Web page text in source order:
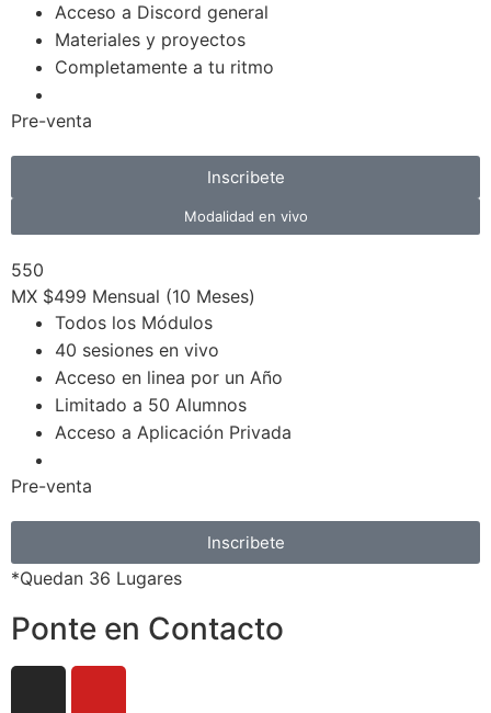
Acceso a Discord general
Materiales y proyectos
Completamente a tu ritmo
Pre-venta
Inscribete
Modalidad en vivo
550
MX $499 Mensual (10 Meses)
Todos los Módulos
40 sesiones en vivo
Acceso en linea por un Año
Limitado a 50 Alumnos
Acceso a Aplicación Privada
Pre-venta
Inscribete
*Quedan 36 Lugares
Ponte en Contacto